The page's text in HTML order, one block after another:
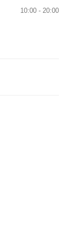
10:00 - 20:00